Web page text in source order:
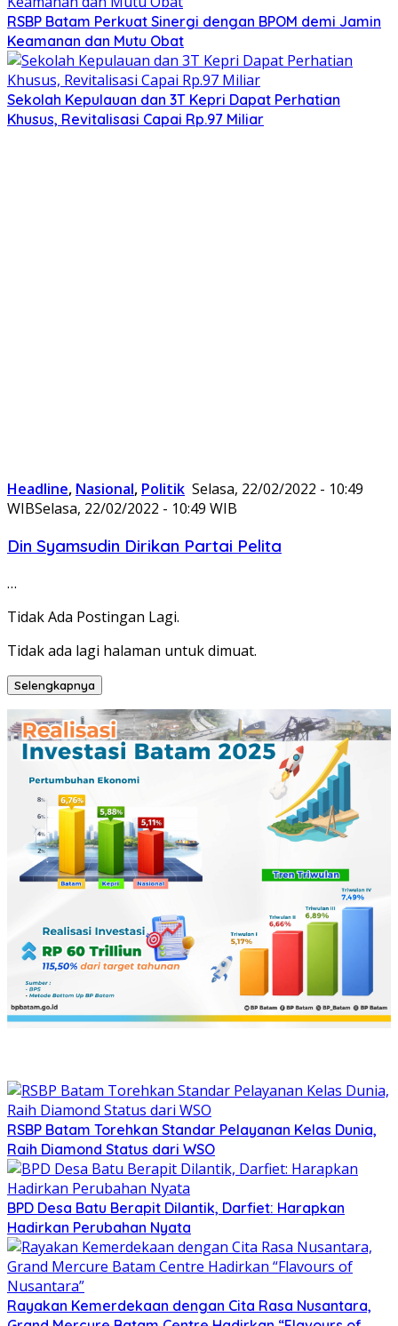
RSBP Batam Perkuat Sinergi dengan BPOM demi Jamin
Keamanan dan Mutu Obat
Sekolah Kepulauan dan 3T Kepri Dapat Perhatian
Khusus, Revitalisasi Capai Rp.97 Miliar
Headline, Nasional, Politik Selasa, 22/02/2022 - 10:49
WIBSelasa, 22/02/2022 - 10:49 WIB
Din Syamsudin Dirikan Partai Pelita
…
Tidak Ada Postingan Lagi.
Tidak ada lagi halaman untuk dimuat.
Selengkapnya
RSBP Batam Torehkan Standar Pelayanan Kelas Dunia,
Raih Diamond Status dari WSO
BPD Desa Batu Berapit Dilantik, Darfiet: Harapkan
Hadirkan Perubahan Nyata
Rayakan Kemerdekaan dengan Cita Rasa Nusantara,